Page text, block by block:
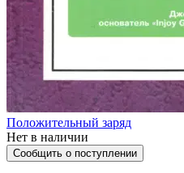
Положительный заряд
Нет в наличии
Сообщить о поступлении